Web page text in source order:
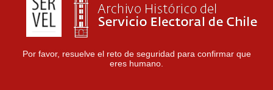
Por favor, resuelve el reto de seguridad para confirmar que
eres humano.